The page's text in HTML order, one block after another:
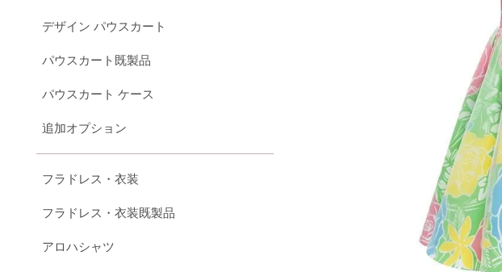
デザイン パウスカート
パウスカート既製品
パウスカート ケース
追加オプション
フラドレス・衣装
フラドレス・衣装既製品
アロハシャツ